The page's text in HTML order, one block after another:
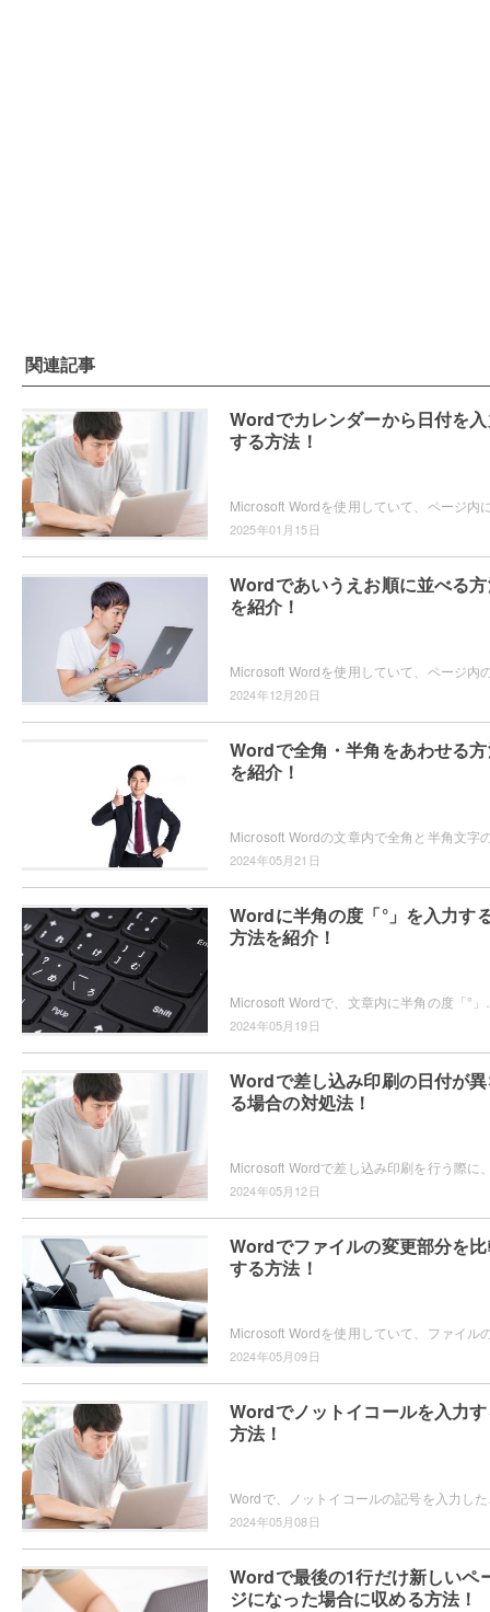
関連記事
Wordでカレンダーから日付を
する方法！
2025年01月15日
Wordであいうえお順に並べる
を紹介！
2024年12月20日
Wordで全角・半角をあわせる
を紹介！
2024年05月21日
Wordに半角の度「°」を入力す
方法を紹介！
2024年05月19日
Wordで差し込み印刷の日付が
る場合の対処法！
2024年05月12日
Wordでファイルの変更部分を
する方法！
2024年05月09日
Wordでノットイコールを入力
方法！
2024年05月08日
Wordで最後の1行だけ新しいペ
ジになった場合に収める方法！